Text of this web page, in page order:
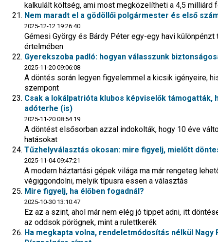
kalkulált költség, ami most megközelítheti a 4,5 milliárd
Nem maradt el a gödöllői polgármester és első
2025-12-12 19:26:40
Gémesi György és Bárdy Péter egy-egy havi
értelmében
Gyerekszoba padló: hogyan válasszunk
2025-11-20 09:06:08
A döntés során legyen figyelemmel a kicsik igényeire,
szempont
Csak a lokálpatrióta klubos képviselők támogatták,
adóterhe (is)
2025-11-20 08:54:19
A döntést elsősorban azzal indokolták, hogy 10 éve
hatásokat
Tűzhelyválasztás okosan: mire figyelj, mielőtt
2025-11-04 09:47:21
A modern háztartási gépek világa ma már rengeteg
végiggondolni, melyik típusra essen a választás
Mire figyelj, ha élőben fogadnál?
2025-10-30 13:10:47
Ez az a szint, ahol már nem elég jó tippet adni, itt
az oddsok pörögnek, mint a rulettkerék
Ha megkapta volna, rendeletmódosítás nélkül